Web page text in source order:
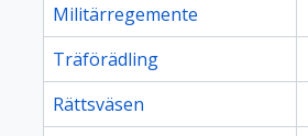
Militärregemente
Träförädling
Rättsväsen